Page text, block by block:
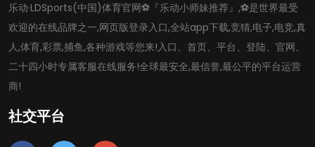
乐动·LDSports(中国)体育官网⚽️『乐动小师妹推荐』,⚽️是世界最受
欢迎的在线品牌之一,网页版登录入口,全站app下载,竞猜,电子,电竞,真
人,体育,彩票,捕鱼,各种游戏等您来!入口、首页、平台、登陆、官网、
二十四小时专属客服在线服务!全球最安全,最信誉,最公平的平台运营
商!
社交平台